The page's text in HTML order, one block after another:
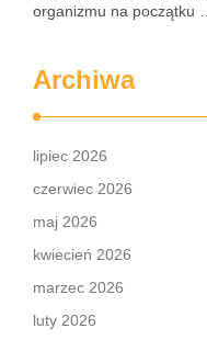
organizmu na początku …
Archiwa
lipiec 2026
czerwiec 2026
maj 2026
kwiecień 2026
marzec 2026
luty 2026